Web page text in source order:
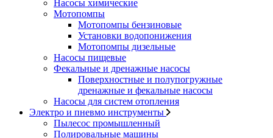
Насосы химические
Мотопомпы
Мотопомпы бензиновые
Установки водопонижения
Мотопомпы дизельные
Насосы пищевые
Фекальные и дренажные насосы
Поверхностные и полупогружные
дренажные и фекальные насосы
Насосы для систем отопления
Электро и пневмо инструменты
Пылесос промышленный
Полировальные машины